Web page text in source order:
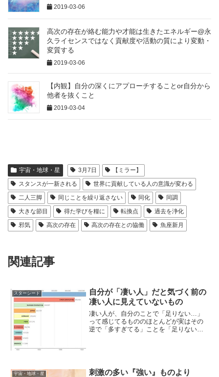
2019-03-06
高次の存在が絡む能力や才能は生きたエネルギー@永
久ライセンスではなく貢献度や活動の質により変動・
変質する
2019-03-06
【内観】自分の深くにアプローチすることor自分から
他者を抜くこと
2019-03-04
宇宙・地球・星 3月7日
【ミラー】
スタンスが一新される
世界に貢献している人の意識が変わる
二人三脚
同じことを繰り返さない 同化
同調
大きな節目
得た学びを糧に 転換点
過去を浄化
邪気
高次の存在 高次の存在との協働 魚座新月
関連記事
スターシード
自分が「凄い人」だと気づく前の
凄い人に見えていないもの
凄い人が、自分のことで「足りない…」
って感じてるもののほとんどが実はその
逆で「多すぎてる」ことを「足りない」
宇宙・地球・星
刺激の多い『強い』ものより